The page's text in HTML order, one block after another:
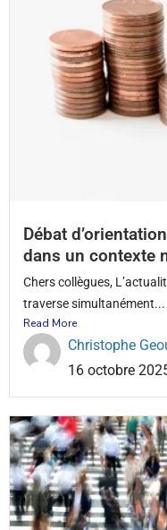
Débat
dans un contexte
Chers collègues,
traverse simultanément...
Read More
Christophe
16 octobre